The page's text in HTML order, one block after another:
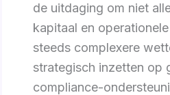
de uitdaging om niet
kapitaal en
steeds complexere
strategisch inzetten op
compliance-